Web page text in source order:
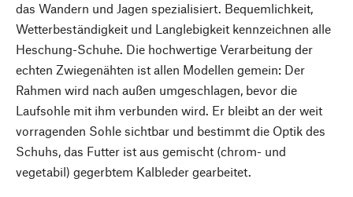
das Wandern und Jagen spezialisiert. Bequemlichkeit,
Wetterbeständigkeit und Langlebigkeit kennzeichnen alle
Heschung-Schuhe. Die hochwertige Verarbeitung der
echten Zwiegenähten ist allen Modellen gemein: Der
Rahmen wird nach außen umgeschlagen, bevor die
Laufsohle mit ihm verbunden wird. Er bleibt an der weit
vorragenden Sohle sichtbar und bestimmt die Optik des
Schuhs, das Futter ist aus gemischt (chrom- und
vegetabil) gegerbtem Kalbleder gearbeitet.